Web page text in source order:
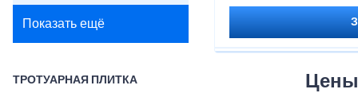
Показать ещё
ТРОТУАРНАЯ ПЛИТКА